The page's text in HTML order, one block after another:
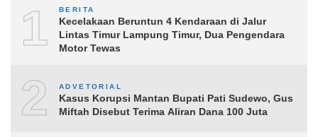
1 BERITA
Kecelakaan Beruntun 4 Kendaraan di Jalur
Lintas Timur Lampung Timur, Dua Pengendara
Motor Tewas
2 ADVETORIAL
Kasus Korupsi Mantan Bupati Pati Sudewo, Gus
Miftah Disebut Terima Aliran Dana 100 Juta